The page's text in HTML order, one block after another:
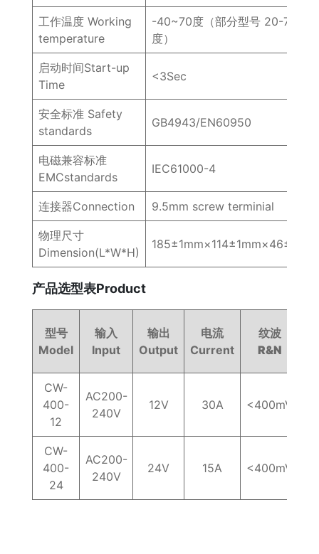
工作温度 Working
temperature
-40~70度（部分型号 20-70
度）
启动时间Start-up
Time
<3Sec
安全标准 Safety
standards
GB4943/EN60950
电磁兼容标准
EMCstandards
IEC61000-4
连接器Connection 9.5mm screw terminial
物理尺寸
Dimension(L*W*H)
185±1mm×114±1mm×46±1mm
产品选型表Product
型号
Model
输入
Input
输出
Output
电流
Current
纹波
R&N
CW-
400-
12
AC200-
240V
12V 30A <400mV
CW-
400-
24
AC200-
240V
24V 15A <400mV